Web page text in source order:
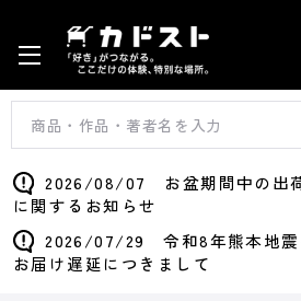
2026/08/07 お盆期間中の出
に関するお知らせ
2026/07/29 令和8年熊本地震
お届け遅延につきまして